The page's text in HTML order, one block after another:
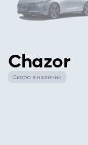
Chazor
Скоро в наличии